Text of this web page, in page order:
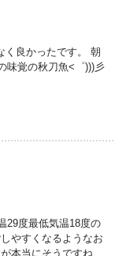
く良かったです。 朝
味覚の秋刀魚<゜)))彡
29度最低気温18度の
やすくなるようなお
本当にそうですね